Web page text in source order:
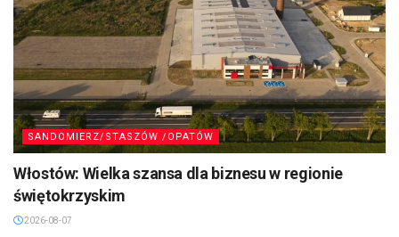
SANDOMIERZ/STASZÓW /OPATÓW
Włostów: Wielka szansa dla biznesu w regionie
świętokrzyskim
2026-08-07